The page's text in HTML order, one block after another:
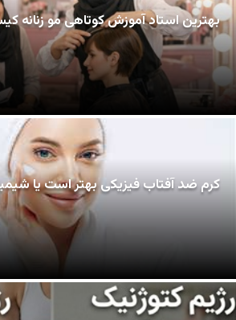
بهترین استاد آموزش کوتاهی مو زنانه
کرم ضد آفتاب فیزیکی بهتر است یا